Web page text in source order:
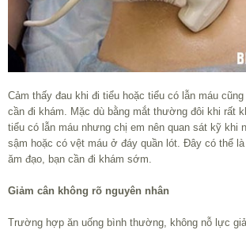
Cảm thấy đau khi đi tiểu hoặc tiểu có lẫn máu
cần đi khám. Mặc dù bằng mắt thường đôi khi rất
tiểu có lẫn máu nhưng chị em nên quan sát kỹ khi
sậm hoặc có vệt máu ở đáy quần lót. Đây có thể
ăm đạo, bạn cần đi khám sớm.
Giảm cân không rõ nguyên nhân
Trường hợp ăn uống bình thường, không nỗ lực